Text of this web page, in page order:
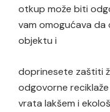
otkup može biti
vam omogućava
objektu i
doprinesete zaštiti
odgovorne
vrata lakšem i